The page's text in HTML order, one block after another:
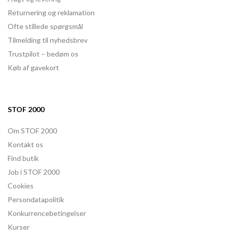
Returnering og reklamation
Ofte stillede spørgsmål
Tilmelding til nyhedsbrev
Trustpilot – bedøm os
Køb af gavekort
STOF 2000
Om STOF 2000
Kontakt os
Find butik
Job i STOF 2000
Cookies
Persondatapolitik
Konkurrencebetingelser
Kurser